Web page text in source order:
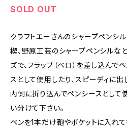
SOLD OUT
クラフトエーさんのシャープペンシ
楔、野原工芸のシャープペンシルな
ズで、フラップ（ベロ）を差し込ん
スとして使用したり、スピーディに
内側に折り込んでペンシースとして
い分けて下さい。
ペンを1本だけ鞄やポケットに入れ